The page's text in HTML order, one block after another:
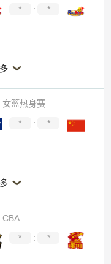
* :
*
女篮热身赛
* :
*
CBA
* :
*